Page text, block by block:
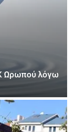
Ωρωπού λόγω